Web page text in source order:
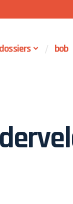
dossiers bob